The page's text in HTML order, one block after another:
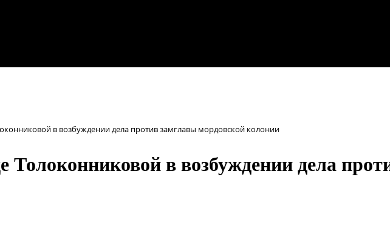
в возбуждении дела против замглавы мордовской колонии
Толоконниковой в возбуждении дела